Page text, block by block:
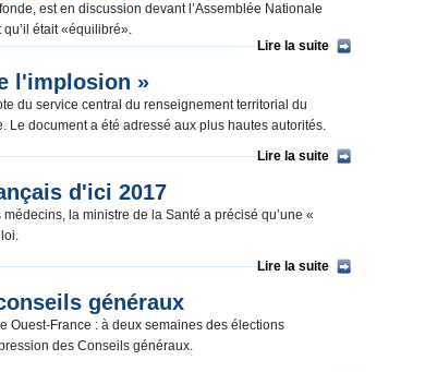
est en discussion devant l’Assemblée Nationale
était «équilibré».
Lire la suite
l'implosion »
du service central du renseignement territorial du
Le document a été adressé aux plus hautes autorités.
Lire la suite
d'ici 2017
la ministre de la Santé a précisé qu’une «
Lire la suite
généraux
Ouest-France : à deux semaines des élections
des Conseils généraux.